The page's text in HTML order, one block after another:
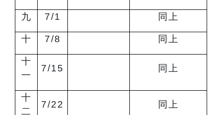
九 7/1 同上
十 7/8 同上
十
一
7/15 同上
十
二
7/22 同上